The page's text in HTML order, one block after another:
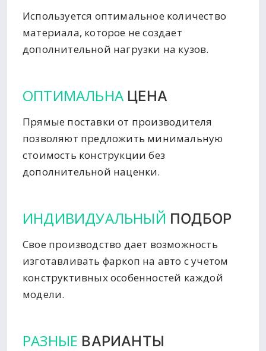
Используется оптимальное количество
материала, которое не создает
дополнительной нагрузки на кузов.
ОПТИМАЛЬНА ЦЕНА
Прямые поставки от производителя
позволяют предложить минимальную
стоимость конструкции без
дополнительной наценки.
ИНДИВИДУАЛЬНЫЙ ПОДБОР
Свое производство дает возможность
изготавливать фаркоп на авто с учетом
конструктивных особенностей каждой
модели.
РАЗНЫЕ ВАРИАНТЫ